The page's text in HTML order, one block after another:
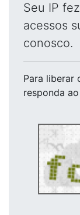
Seu IP
acessos
conosco.
Para liberar
responda